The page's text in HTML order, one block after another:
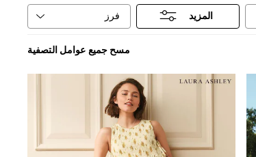
The best summer dresses balance
along a beach boardwalk or sitting
depending on brand and fabric.
cuts, while Next's own-label
placement prints all appear in the
a nautical feel that works well in
petite lengths are cut
المزيد فرز
مسح جميع عوامل التصفية